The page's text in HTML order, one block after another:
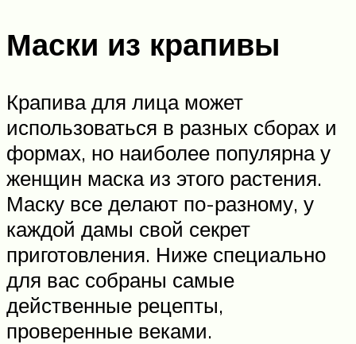
Маски из крапивы
Крапива для лица может
использоваться в разных сборах и
формах, но наиболее популярна у
женщин маска из этого растения.
Маску все делают по-разному, у
каждой дамы свой секрет
приготовления. Ниже специально
для вас собраны самые
действенные рецепты,
проверенные веками.